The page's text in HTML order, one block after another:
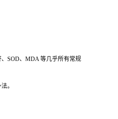
SOD、MDA 等几乎所有常规
。